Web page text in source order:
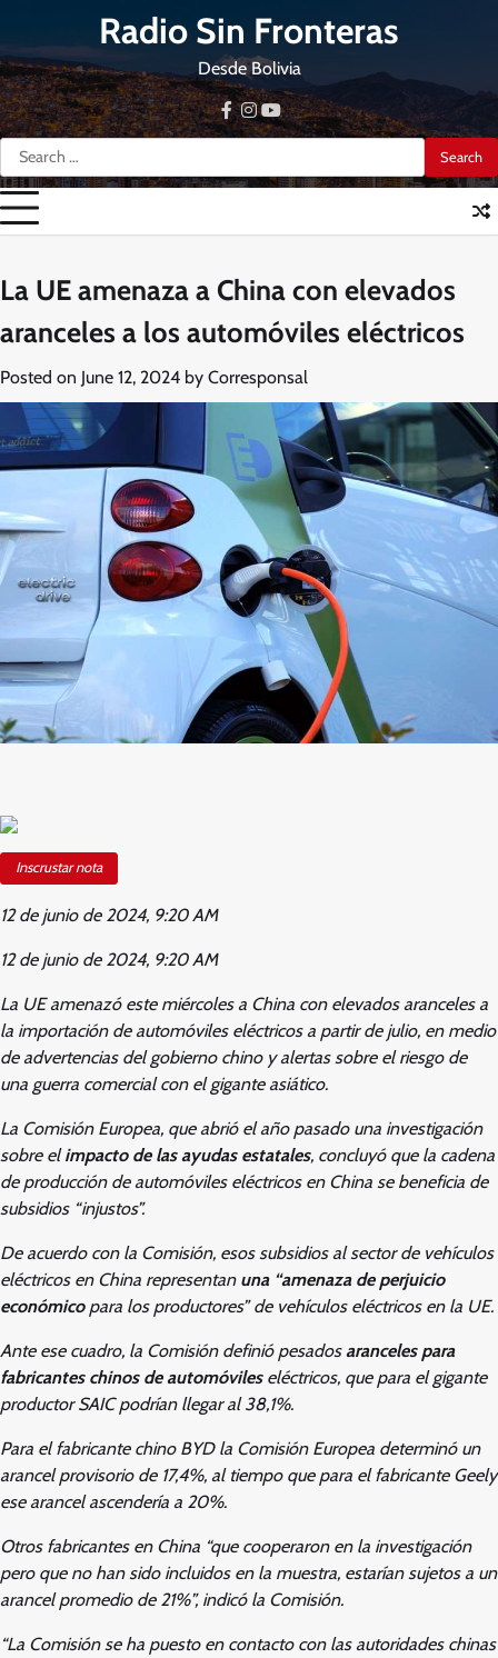
content
Radio Sin Fronteras
Desde Bolivia
Search
for:
facebook
instagram
youtube
La UE amenaza a China con elevados
aranceles a los automóviles eléctricos
Posted on June 12, 2024 by Corresponsal
Inscrustar nota
12 de junio de 2024, 9:20 AM
12 de junio de 2024, 9:20 AM
La UE amenazó este miércoles a China con elevados aranceles a
la importación de automóviles eléctricos a partir de julio, en medio
de advertencias del gobierno chino y alertas sobre el riesgo de
una guerra comercial con el gigante asiático.
La Comisión Europea, que abrió el año pasado una investigación
sobre elimpacto de las ayudas estatales, concluyó que la cadena
de producción de automóviles eléctricos en China se beneficia de
subsidios “injustos”.
De acuerdo con la Comisión, esos subsidios al sector de vehículos
eléctricos en China representan una “amenaza de perjuicio
económico para los productores” de vehículos eléctricos en la UE.
Ante ese cuadro, la Comisión definió pesadosaranceles para
fabricantes chinos de automóvileseléctricos, que para el gigante
productor SAIC podrían llegar al 38,1%.
Para el fabricante chino BYD la Comisión Europea determinó un
arancel provisorio de 17,4%, al tiempo que para el fabricante Geely
ese arancel ascendería a 20%.
Otros fabricantes en China “que cooperaron en la investigación
pero que no han sido incluidos en la muestra, estarían sujetos a un
arancel promedio de 21%”, indicó la Comisión.
“La Comisión se ha puesto en contacto con las autoridades chinas